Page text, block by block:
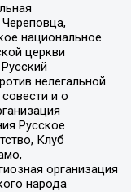
национальное
церкви
нелегальной
и о
Русское
Клуб
организация
народа